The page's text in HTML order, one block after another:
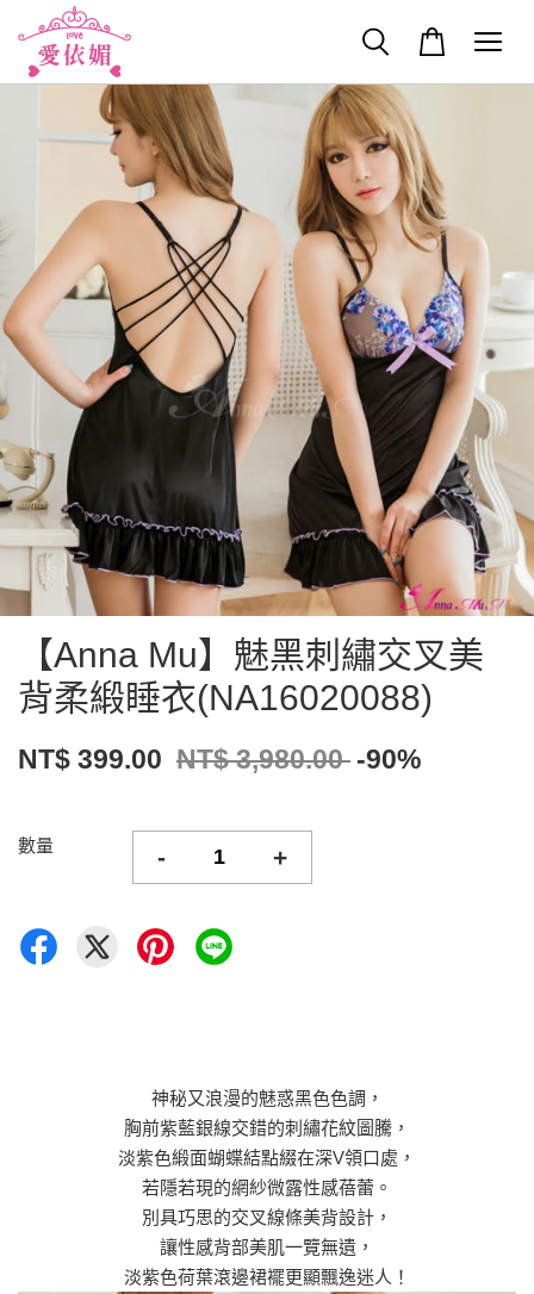
【Anna Mu】魅黑刺繡交叉美
背柔緞睡衣(NA16020088)
NT$ 399.00 NT$ 3,980.00 -90%
數量 - +
神秘又浪漫的魅惑黑色色調，
胸前紫藍銀線交錯的刺繡花紋圖騰，
淡紫色緞面蝴蝶結點綴在深V領口處，
若隱若現的網紗微露性感蓓蕾。
別具巧思的交叉線條美背設計，
讓性感背部美肌一覽無遺，
淡紫色荷葉滾邊裙襬更顯飄逸迷人！